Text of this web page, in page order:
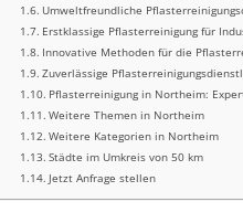
Umweltfreundliche
Erstklassige Pflasterreinigung für
Innovative Methoden für die
Zuverlässige
Pflasterreinigung in Northeim:
Weitere Themen in Northeim
Weitere Kategorien in Northeim
Städte im Umkreis von 50 km
Jetzt Anfrage stellen